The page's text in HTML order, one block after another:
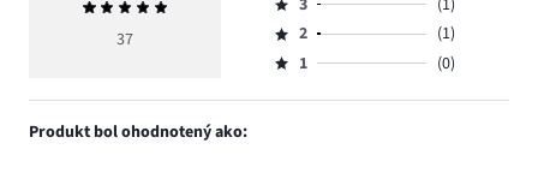
Priemerné
hodnotenie
37
hlasov
30.
4,
počet
hlasov
Hodnotenie
3,
počet
Hodnotenie
2,
2
(1)
Hodnotenie
1,
1 (0)
Produkt bol ohodnotený ako: